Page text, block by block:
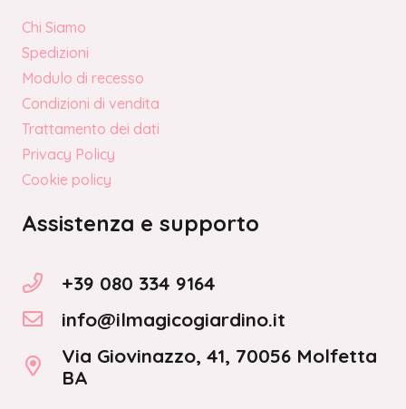
Chi Siamo
Spedizioni
Modulo di recesso
Condizioni di vendita
Trattamento dei dati
Privacy Policy
Cookie policy
Assistenza e supporto
+39 080 334 9164
info@ilmagicogiardino.it
Via Giovinazzo, 41, 70056 Molfetta
BA